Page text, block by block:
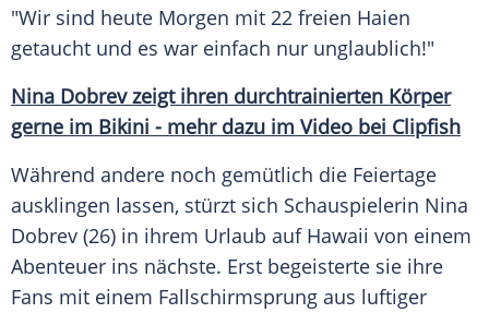
"Wir sind heute Morgen mit 22 freien Haien
getaucht und es war einfach nur unglaublich!"
Nina Dobrev zeigt ihren durchtrainierten Körper
gerne im Bikini - mehr dazu im Video bei Clipfish
Während andere noch gemütlich die Feiertage
ausklingen lassen, stürzt sich Schauspielerin Nina
Dobrev (26) in ihrem Urlaub auf Hawaii von einem
Abenteuer ins nächste. Erst begeisterte sie ihre
Fans mit einem Fallschirmsprung aus luftiger